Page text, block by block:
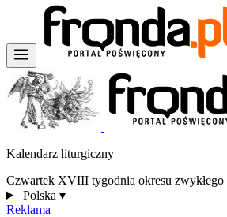
Kalendarz liturgiczny
Czwartek XVIII tygodnia okresu zwykłego
Polska ▾
Reklama